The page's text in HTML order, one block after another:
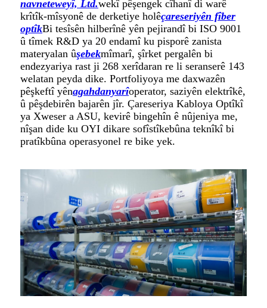
navneteweyî, Ltd.wekî pêşengek cîhanî di warê
krîtîk-mîsyonê de derketiye holêçareseriyên fîber
optîkBi tesîsên hilberînê yên pejirandî bi ISO 9001
û tîmek R&D ya 20 endamî ku pisporê zanista
materyalan ûşebekmîmarî, şîrket pergalên bi
endezyariya rast ji 268 xerîdaran re li seranserê 143
welatan peyda dike. Portfoliyoya me daxwazên
pêşkeftî yênagahdanyarîoperator, saziyên elektrîkê,
û pêşdebirên bajarên jîr. Çareseriya Kabloya Optîkî
ya Xweser a ASU, kevirê bingehîn ê nûjeniya me,
nîşan dide ku OYI dikare sofîstîkebûna teknîkî bi
pratîkbûna operasyonel re bike yek.